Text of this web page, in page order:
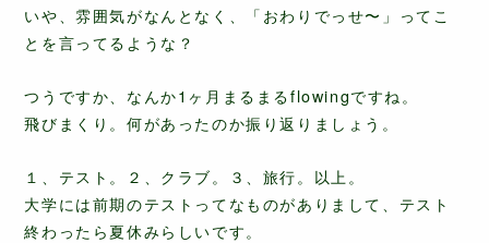
いや、雰囲気がなんとなく、「おわりでっせ〜」ってこ
とを言ってるような？
つうですか、なんか1ヶ月まるまるflowingですね。
飛びまくり。何があったのか振り返りましょう。
１、テスト。２、クラブ。３、旅行。以上。
大学には前期のテストってなものがありまして、テスト
終わったら夏休みらしいです。